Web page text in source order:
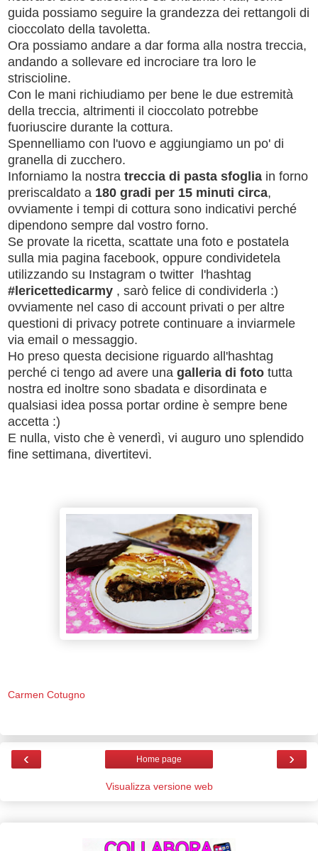
guida possiamo seguire la grandezza dei rettangoli di
cioccolato della tavoletta.
Ora possiamo andare a dar forma alla nostra treccia,
andando a sollevare ed incrociare tra loro le
striscioline.
Con le mani richiudiamo per bene le due estremità
della treccia, altrimenti il cioccolato potrebbe
fuoriuscire durante la cottura.
Spennelliamo con l'uovo e aggiungiamo un po' di
granella di zucchero.
Inforniamo la nostra treccia di pasta sfoglia in forno
preriscaldato a 180 gradi per 15 minuti circa,
ovviamente i tempi di cottura sono indicativi perché
dipendono sempre dal vostro forno.
Se provate la ricetta, scattate una foto e postatela
sulla mia pagina facebook, oppure condividetela
utilizzando su Instagram o twitter l'hashtag
#lericettedicarmy , sarò felice di condividerla :)
ovviamente nel caso di account privati o per altre
questioni di privacy potrete continuare a inviarmele
via email o messaggio.
Ho preso questa decisione riguardo all'hashtag
perché ci tengo ad avere una galleria di foto tutta
nostra ed inoltre sono sbadata e disordinata e
qualsiasi idea possa portar ordine è sempre bene
accetta :)
E nulla, visto che è venerdì, vi auguro uno splendido
fine settimana, divertitevi.
Carmen Cotugno
‹ ›
Home page
Visualizza versione web